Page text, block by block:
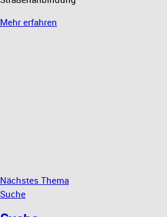
Mehr erfahren
Nächstes Thema
Suche